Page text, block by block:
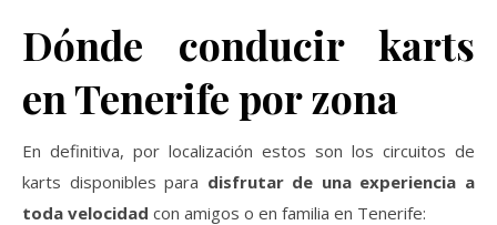
Dónde conducir karts
en Tenerife por zona
En definitiva, por localización estos son los circuitos de
karts disponibles para disfrutar de una experiencia a
toda velocidad con amigos o en familia en Tenerife: